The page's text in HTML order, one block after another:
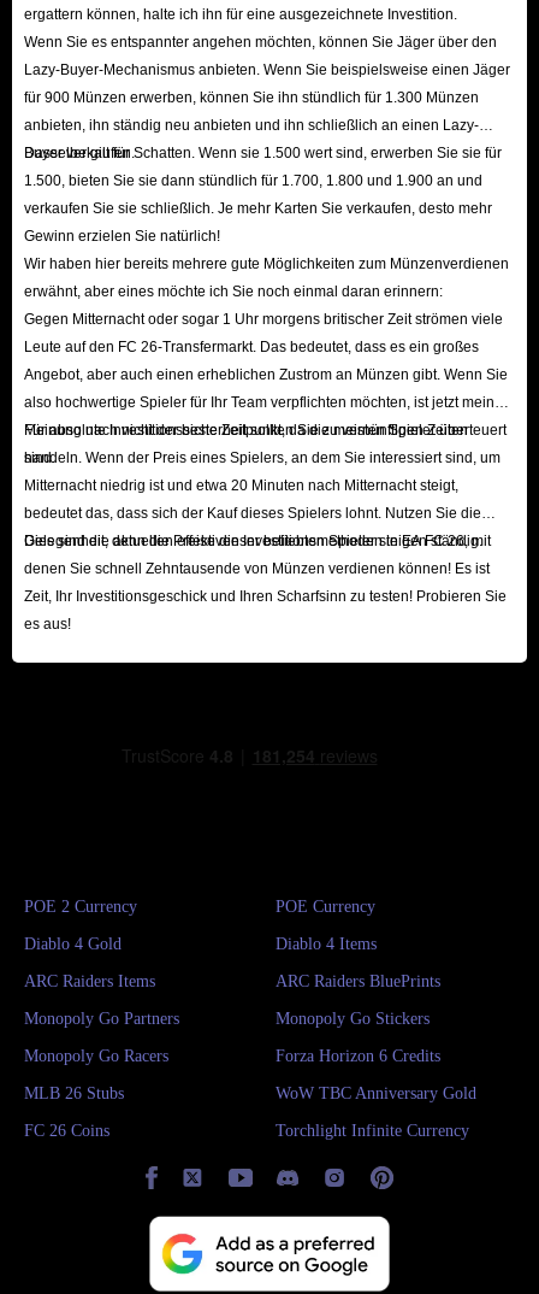
ergattern können, halte ich ihn für eine ausgezeichnete Investition.
Wenn Sie es entspannter angehen möchten, können Sie Jäger über den
Lazy-Buyer-Mechanismus anbieten. Wenn Sie beispielsweise einen Jäger
für 900 Münzen erwerben, können Sie ihn stündlich für 1.300 Münzen
anbieten, ihn ständig neu anbieten und ihn schließlich an einen Lazy-
Buyer verkaufen.
Dasselbe gilt für Schatten. Wenn sie 1.500 wert sind, erwerben Sie sie für
1.500, bieten Sie sie dann stündlich für 1.700, 1.800 und 1.900 an und
verkaufen Sie sie schließlich. Je mehr Karten Sie verkaufen, desto mehr
Gewinn erzielen Sie natürlich!
Wir haben hier bereits mehrere gute Möglichkeiten zum Münzenverdienen
erwähnt, aber eines möchte ich Sie noch einmal daran erinnern:
Gegen Mitternacht oder sogar 1 Uhr morgens britischer Zeit strömen viele
Leute auf den FC 26-Transfermarkt. Das bedeutet, dass es ein großes
Angebot, aber auch einen erheblichen Zustrom an Münzen gibt. Wenn Sie
also hochwertige Spieler für Ihr Team verpflichten möchten, ist jetzt meiner
Meinung nach nicht der beste Zeitpunkt, da die meisten Spieler überteuert
sind.
Für absolute Investitionssicherheit sollten Sie zu vernünftigen Zeiten
handeln. Wenn der Preis eines Spielers, an dem Sie interessiert sind, um
Mitternacht niedrig ist und etwa 20 Minuten nach Mitternacht steigt,
bedeutet das, dass sich der Kauf dieses Spielers lohnt. Nutzen Sie die
Gelegenheit, denn die Preise dieser beliebten Spieler steigen ständig.
Dies sind die aktuellen effektiven Investitionsmethoden in EA FC 26, mit
denen Sie schnell Zehntausende von Münzen verdienen können! Es ist
Zeit, Ihr Investitionsgeschick und Ihren Scharfsinn zu testen! Probieren Sie
es aus!
POE 2 Currency POE Currency
Diablo 4 Gold Diablo 4 Items
ARC Raiders Items ARC Raiders BluePrints
Monopoly Go Partners Monopoly Go Stickers
Monopoly Go Racers Forza Horizon 6 Credits
MLB 26 Stubs WoW TBC Anniversary Gold
FC 26 Coins Torchlight Infinite Currency